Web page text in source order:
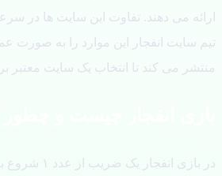
ارائه می دهند. تفاوت این سایت ها در
تیم سایت انفجار این موارد را به صورت
منتشر می کند تا انتخاب یک سایت معتبر
در بازی